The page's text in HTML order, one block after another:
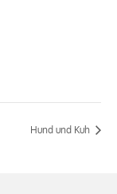
Hund und Kuh